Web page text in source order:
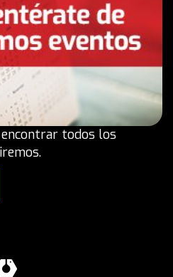
todos los